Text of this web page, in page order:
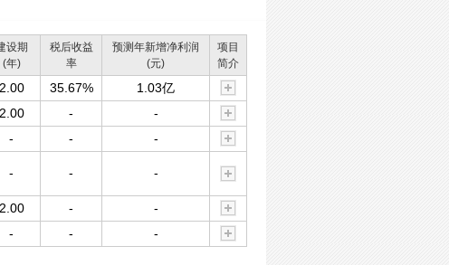
设期
(年)
税后收益
率
预测年新增净利润
(元)
项目
简介
2.00 35.67% 1.03亿
2.00 - -
- - -
- - -
2.00 - -
- - -